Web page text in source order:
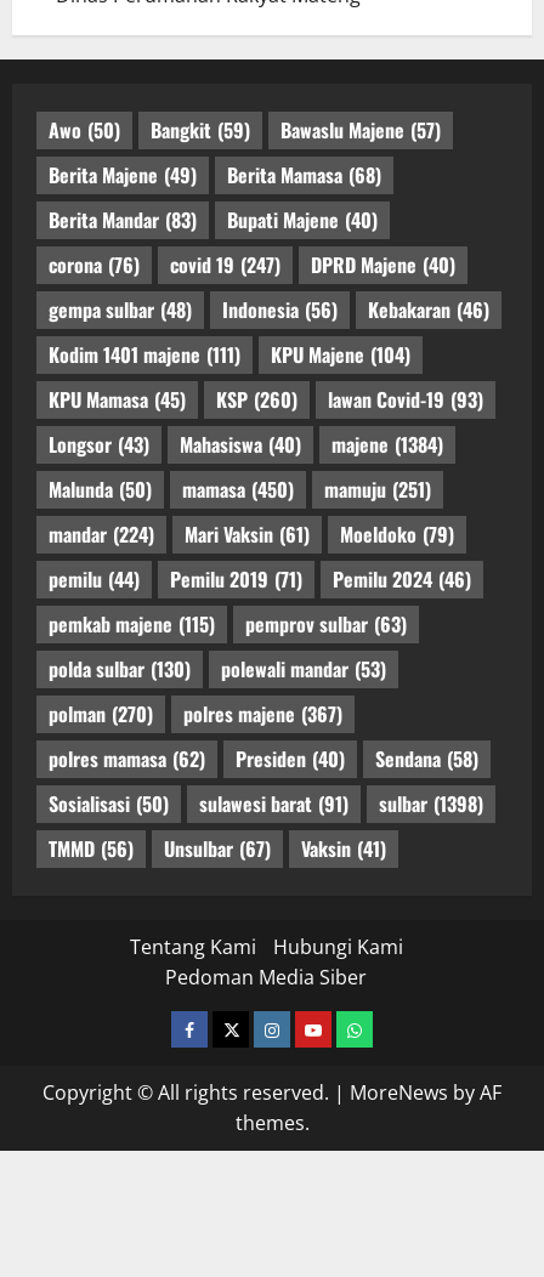
Awo (50) Bangkit (59) Bawaslu Majene (57)
Berita Majene (49) Berita Mamasa (68)
Berita Mandar (83) Bupati Majene (40)
corona (76) covid 19 (247) DPRD Majene (40)
gempa sulbar (48) Indonesia (56) Kebakaran (46)
Kodim 1401 majene (111) KPU Majene (104)
KPU Mamasa (45) KSP (260) lawan Covid-19 (93)
Longsor (43) Mahasiswa (40) majene (1384)
Malunda (50) mamasa (450) mamuju (251)
mandar (224) Mari Vaksin (61) Moeldoko (79)
pemilu (44) Pemilu 2019 (71) Pemilu 2024 (46)
pemkab majene (115) pemprov sulbar (63)
polda sulbar (130) polewali mandar (53)
polman (270) polres majene (367)
polres mamasa (62) Presiden (40) Sendana (58)
Sosialisasi (50) sulawesi barat (91) sulbar (1398)
TMMD (56) Unsulbar (67) Vaksin (41)
Tentang Kami
Hubungi Kami
Pedoman Media Siber
facebooktwitterinstagram.com
youtubewhatsapp
Copyright © All rights reserved. | MoreNews by AF
themes.